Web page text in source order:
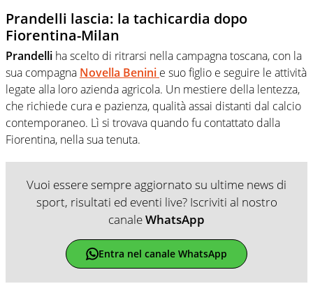
Prandelli lascia: la tachicardia dopo
Fiorentina-Milan
Prandelli ha scelto di ritrarsi nella campagna toscana, con la
sua compagna Novella Benini e suo figlio e seguire le attività
legate alla loro azienda agricola. Un mestiere della lentezza,
che richiede cura e pazienza, qualità assai distanti dal calcio
contemporaneo. Lì si trovava quando fu contattato dalla
Fiorentina, nella sua tenuta.
Vuoi essere sempre aggiornato su ultime news di
sport, risultati ed eventi live? Iscriviti al nostro
canaleWhatsApp
Entra nel canale WhatsApp